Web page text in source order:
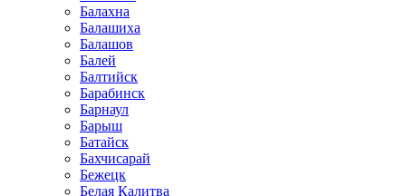
Балахна
Балашиха
Балашов
Балей
Балтийск
Барабинск
Барнаул
Барыш
Батайск
Бахчисарай
Бежецк
Белая Калитва